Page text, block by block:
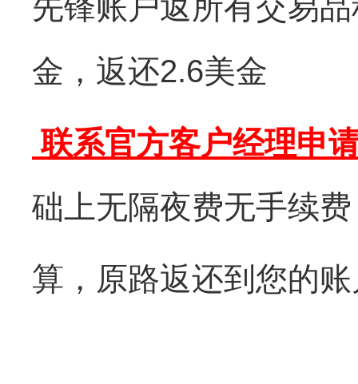
先锋账户返所有交易
金，返还2.6美金
联系官方客户经理申
础上无隔夜费无手续
算，原路返还到您的